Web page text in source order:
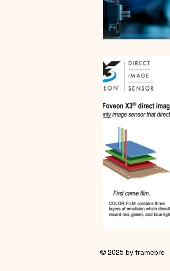
© 2025 by framebro